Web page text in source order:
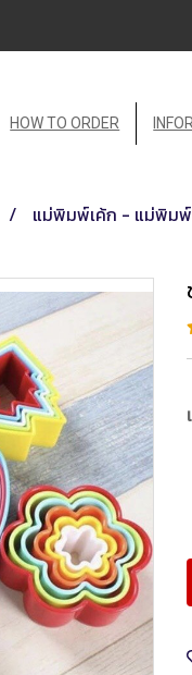
HOW TO ORDER
แม่พิมพ์เค้ก - แม่พิม